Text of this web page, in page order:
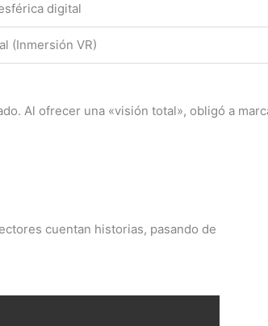
digital
(Inmersión VR)
Al ofrecer una «visión total», obligó a
cuentan historias, pasando de